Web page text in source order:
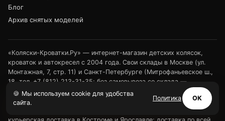
Блог
Архив снятых моделей
«Коляски-Кроватки.Ру» — интернет-магазин детских колясок,
кроваток и автокресел с 2004 года. Свои склады в Москве (ул.
Монтажная, 7, стр. 11) и Санкт-Петербурге (Митрофаньевское ш.,
18, тел. +7 (812) 213-31-35; без самовывоза со склада —
доставка нашим транспортом по СПб и Ленинградской области
или выдача в ПВЗ). Розничные магазины — в Туле (ул.
🍪 Мы используем cookie для удобства
сайта.
Политика ОК